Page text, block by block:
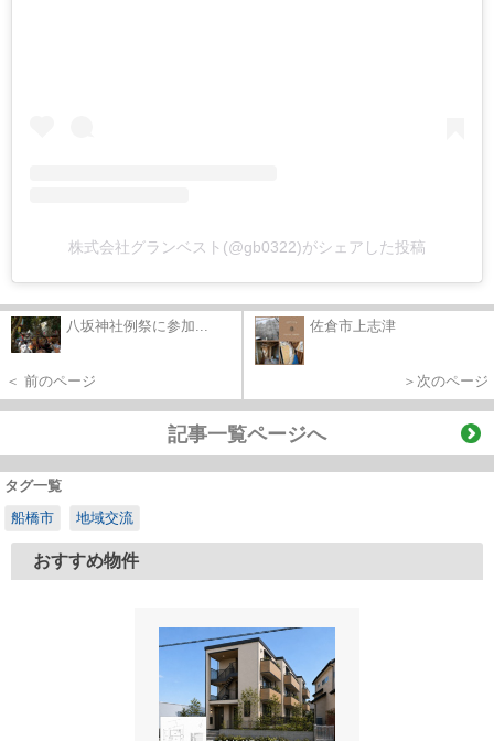
株式会社グランベスト(@gb0322)がシェアした投稿
八坂神社例祭に参加...
＜ 前のページ
佐倉市上志津
＞次のページ
記事一覧ページへ
タグ一覧
船橋市
地域交流
おすすめ物件